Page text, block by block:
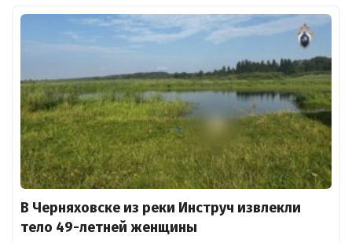
В Черняховске из реки Инструч извлекли
тело 49-летней женщины